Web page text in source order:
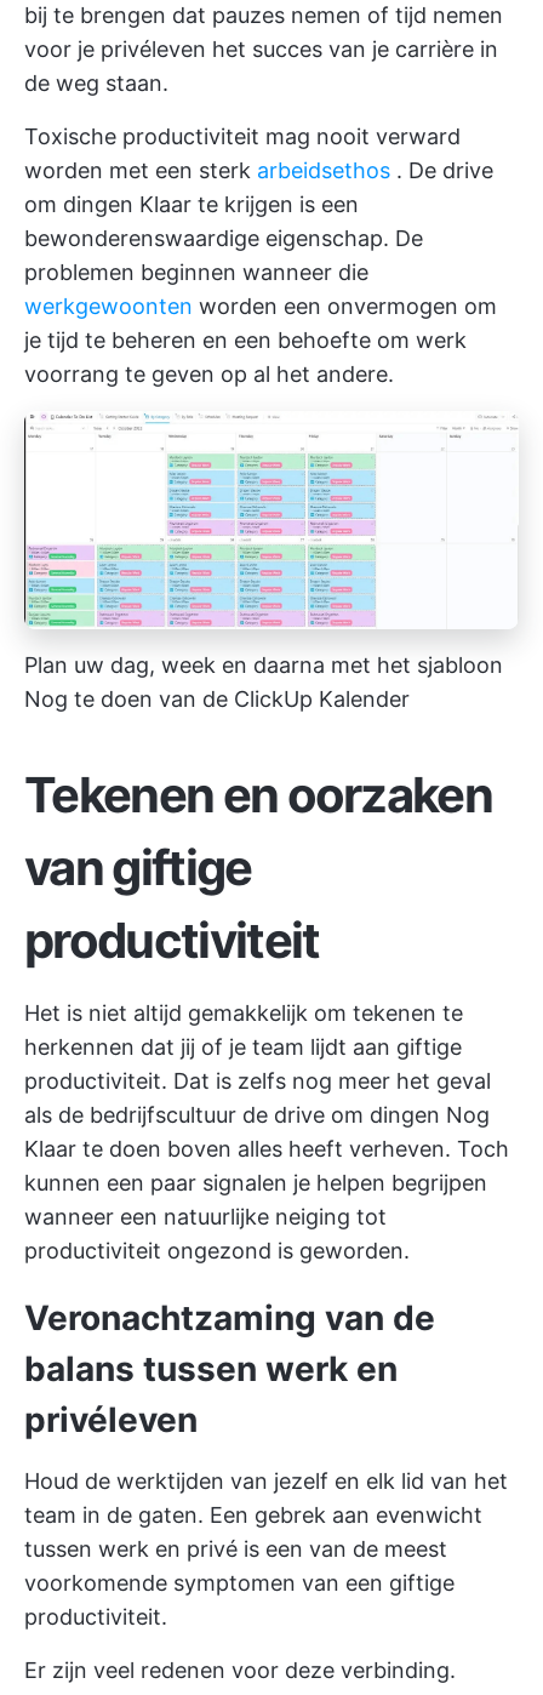
bij te brengen dat pauzes nemen of tijd nemen
voor je privéleven het succes van je carrière in
de weg staan.
Toxische productiviteit mag nooit verward
worden met een sterk arbeidsethos . De drive
om dingen Klaar te krijgen is een
bewonderenswaardige eigenschap. De
problemen beginnen wanneer die
werkgewoonten worden een onvermogen om
je tijd te beheren en een behoefte om werk
voorrang te geven op al het andere.
Plan uw dag, week en daarna met het sjabloon
Nog te doen van de ClickUp Kalender
Tekenen en oorzaken
van giftige
productiviteit
Het is niet altijd gemakkelijk om tekenen te
herkennen dat jij of je team lijdt aan giftige
productiviteit. Dat is zelfs nog meer het geval
als de bedrijfscultuur de drive om dingen Nog
Klaar te doen boven alles heeft verheven. Toch
kunnen een paar signalen je helpen begrijpen
wanneer een natuurlijke neiging tot
productiviteit ongezond is geworden.
Veronachtzaming van de
balans tussen werk en
privéleven
Houd de werktijden van jezelf en elk lid van het
team in de gaten. Een gebrek aan evenwicht
tussen werk en privé is een van de meest
voorkomende symptomen van een giftige
productiviteit.
Er zijn veel redenen voor deze verbinding.